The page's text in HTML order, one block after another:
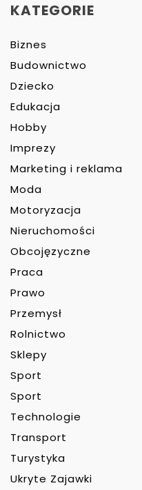
KATEGORIE
Biznes
Budownictwo
Dziecko
Edukacja
Hobby
Imprezy
Marketing i reklama
Moda
Motoryzacja
Nieruchomości
Obcojęzyczne
Praca
Prawo
Przemysł
Rolnictwo
Sklepy
Sport
Sport
Technologie
Transport
Turystyka
Ukryte Zajawki